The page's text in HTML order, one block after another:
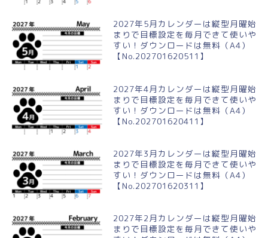
2027年5月カレンダーは縦型月曜始
まりで目標設定を毎月できて使いや
すい！ダウンロードは無料（A4）
【No.202701620511】
2027年4月カレンダーは縦型月曜始
まりで目標設定を毎月できて使いや
すい！ダウンロードは無料（A4）
【No.202701620411】
2027年3月カレンダーは縦型月曜始
まりで目標設定を毎月できて使いや
すい！ダウンロードは無料（A4）
【No.202701620311】
2027年2月カレンダーは縦型月曜始
まりで目標設定を毎月できて使いや